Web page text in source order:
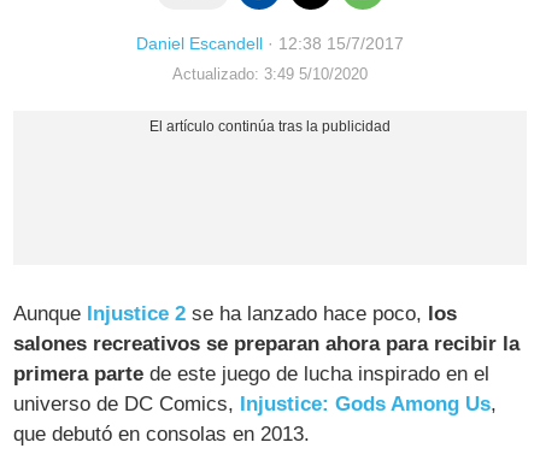
Daniel Escandell · 12:38 15/7/2017
Actualizado: 3:49 5/10/2020
Aunque Injustice 2 se ha lanzado hace poco, los
salones recreativos se preparan ahora para recibir la
primera parte de este juego de lucha inspirado en el
universo de DC Comics, Injustice: Gods Among Us,
que debutó en consolas en 2013.